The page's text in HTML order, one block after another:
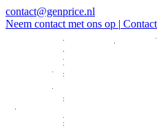
contact@genprice.nl
Neem contact met ons op | Contact